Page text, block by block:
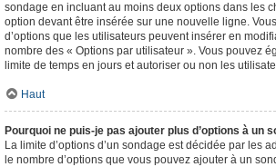
sondage en incluant au moins deux options dans les
option devant être insérée sur une nouvelle ligne.
d’options que les utilisateurs peuvent insérer en
nombre des « Options par utilisateur ». Vous pouvez
limite de temps en jours et autoriser ou non les
Haut
Pourquoi ne puis-je pas ajouter plus d’options à un
La limite d’options d’un sondage est décidée par les
le nombre d’options que vous pouvez ajouter à un